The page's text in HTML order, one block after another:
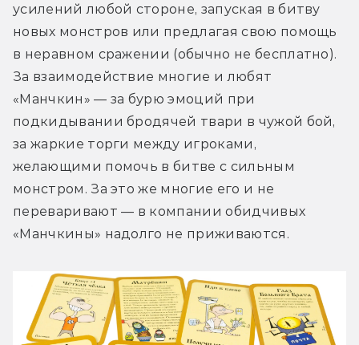
усилений любой стороне, запуская в битву
новых монстров или предлагая свою помощь
в неравном сражении (обычно не бесплатно).
За взаимодействие многие и любят
«Манчкин» — за бурю эмоций при
подкидывании бродячей твари в чужой бой,
за жаркие торги между игроками,
желающими помочь в битве с сильным
монстром. За это же многие его и не
переваривают — в компании обидчивых
«Манчкины» надолго не приживаются.